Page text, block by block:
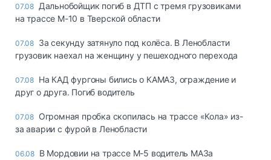
07.08 Дальнобойщик погиб в ДТП с тремя грузовиками
на трассе М-10 в Тверской области
07.08 За секунду затянуло под колёса. В Ленобласти
грузовик наехал на женщину у пешеходного перехода
07.08 На КАД фургоны бились о КАМАЗ, ограждение и
друг о друга. Погиб водитель
07.08 Огромная пробка скопилась на трассе «Кола» из-
за аварии с фурой в Ленобласти
06.08 В Мордовии на трассе М-5 водитель МАЗа